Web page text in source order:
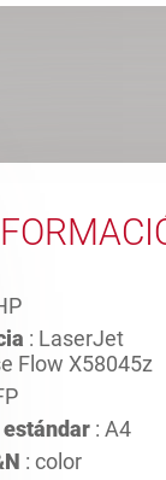
: LaserJet
Flow X58045z
: A4
: color